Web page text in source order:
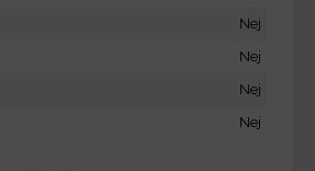
Nej
Nej
Nej
Nej